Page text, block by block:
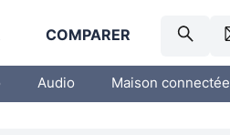
COMPARER
Audio Maison connectée